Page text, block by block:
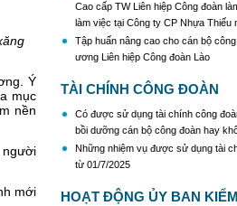
Ý
mục
nền
người
mới
Cao cấp TW Liên hiệp Công đoàn
làm việc tại Công ty CP Nhựa Thiếu
Tập huấn nâng cao cho cán bộ
ương Liên hiệp Công đoàn Lào
TÀI CHÍNH CÔNG ĐOÀN
Có được sử dụng tài chính công
bồi dưỡng cán bộ công đoàn hay
Những nhiệm vụ được sử dụng tài
từ 01/7/2025
HOẠT ĐỘNG ỦY BAN